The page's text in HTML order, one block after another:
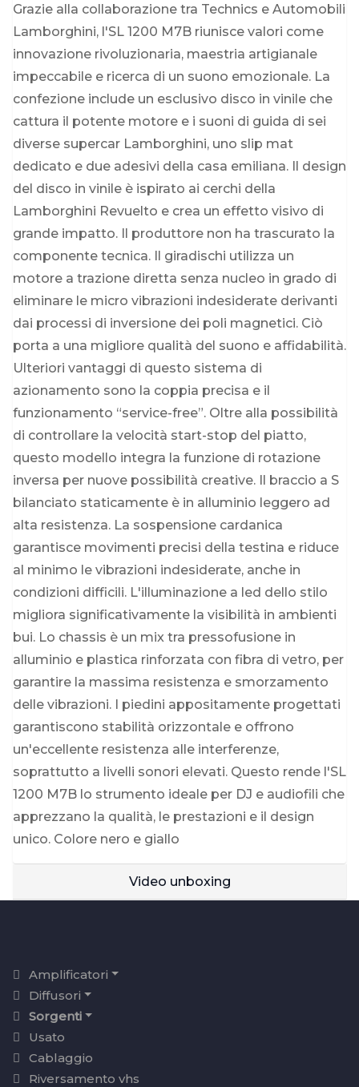
Grazie alla collaborazione tra Technics e Automobili
Lamborghini, l'SL 1200 M7B riunisce valori come
innovazione rivoluzionaria, maestria artigianale
impeccabile e ricerca di un suono emozionale. La
confezione include un esclusivo disco in vinile che
cattura il potente motore e i suoni di guida di sei
diverse supercar Lamborghini, uno slip mat
dedicato e due adesivi della casa emiliana. Il design
del disco in vinile è ispirato ai cerchi della
Lamborghini Revuelto e crea un effetto visivo di
grande impatto. Il produttore non ha trascurato la
componente tecnica. Il giradischi utilizza un
motore a trazione diretta senza nucleo in grado di
eliminare le micro vibrazioni indesiderate derivanti
dai processi di inversione dei poli magnetici. Ciò
porta a una migliore qualità del suono e affidabilità.
Ulteriori vantaggi di questo sistema di
azionamento sono la coppia precisa e il
funzionamento “service-free”. Oltre alla possibilità
di controllare la velocità start-stop del piatto,
questo modello integra la funzione di rotazione
inversa per nuove possibilità creative. Il braccio a S
bilanciato staticamente è in alluminio leggero ad
alta resistenza. La sospensione cardanica
garantisce movimenti precisi della testina e riduce
al minimo le vibrazioni indesiderate, anche in
condizioni difficili. L'illuminazione a led dello stilo
migliora significativamente la visibilità in ambienti
bui. Lo chassis è un mix tra pressofusione in
alluminio e plastica rinforzata con fibra di vetro, per
garantire la massima resistenza e smorzamento
delle vibrazioni. I piedini appositamente progettati
garantiscono stabilità orizzontale e offrono
un'eccellente resistenza alle interferenze,
soprattutto a livelli sonori elevati. Questo rende l'SL
1200 M7B lo strumento ideale per DJ e audiofili che
apprezzano la qualità, le prestazioni e il design
unico. Colore nero e giallo
Video unboxing
Amplificatori
Diffusori
Sorgenti
Usato
Cablaggio
Riversamento vhs